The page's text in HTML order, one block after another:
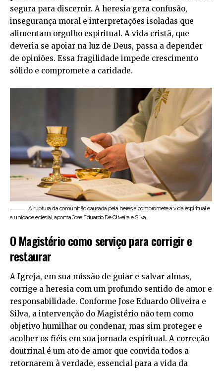
segura para discernir. A heresia gera confusão,
insegurança moral e interpretações isoladas que
alimentam orgulho espiritual. A vida cristã, que
deveria se apoiar na luz de Deus, passa a depender
de opiniões. Essa fragilidade impede crescimento
sólido e compromete a caridade.
A ruptura da comunhão causada pela heresia compromete a vida espiritual e
a unidade eclesial, aponta Jose Eduardo De Oliveira e Silva.
O Magistério como serviço para corrigir e
restaurar
A Igreja, em sua missão de guiar e salvar almas,
corrige a heresia com um profundo sentido de amor e
responsabilidade. Conforme Jose Eduardo Oliveira e
Silva, a intervenção do Magistério não tem como
objetivo humilhar ou condenar, mas sim proteger e
acolher os fiéis em sua jornada espiritual. A correção
doutrinal é um ato de amor que convida todos a
retornarem à verdade, essencial para a vida da